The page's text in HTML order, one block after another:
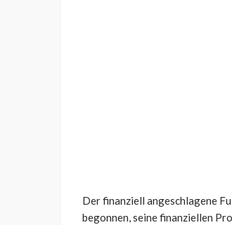
Der finanziell angeschlagene
begonnen, seine finanziellen